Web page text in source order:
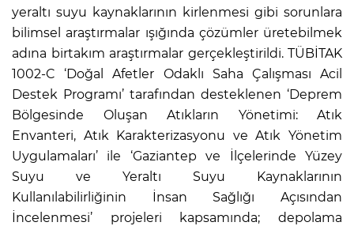
yeraltı suyu kaynaklarının kirlenmesi gibi sorunlara
bilimsel araştırmalar ışığında çözümler üretebilmek
adına birtakım araştırmalar gerçekleştirildi. TÜBİTAK
1002-C ‘Doğal Afetler Odaklı Saha Çalışması Acil
Destek Programı’ tarafından desteklenen ‘Deprem
Bölgesinde Oluşan Atıkların Yönetimi: Atık
Envanteri, Atık Karakterizasyonu ve Atık Yönetim
Uygulamaları’ ile ‘Gaziantep ve İlçelerinde Yüzey
Suyu ve Yeraltı Suyu Kaynaklarının
Kullanılabilirliğinin İnsan Sağlığı Açısından
İncelenmesi’ projeleri kapsamında; depolama